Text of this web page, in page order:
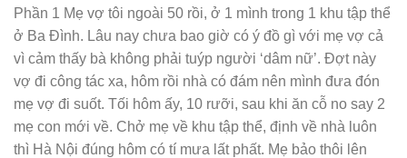
Phần 1 Mẹ vợ tôi ngoài 50 rồi, ở 1 mình trong 1 khu tập thể
ở Ba Đình. Lâu nay chưa bao giờ có ý đồ gì với mẹ vợ cả
vì cảm thấy bà không phải tuýp người ‘dâm nữ’. Đợt này
vợ đi công tác xa, hôm rồi nhà có đám nên mình đưa đón
mẹ vợ đi suốt. Tối hôm ấy, 10 rưỡi, sau khi ăn cỗ no say 2
mẹ con mới về. Chở mẹ về khu tập thể, định về nhà luôn
thì Hà Nội đúng hôm có tí mưa lất phất. Mẹ bảo thôi lên